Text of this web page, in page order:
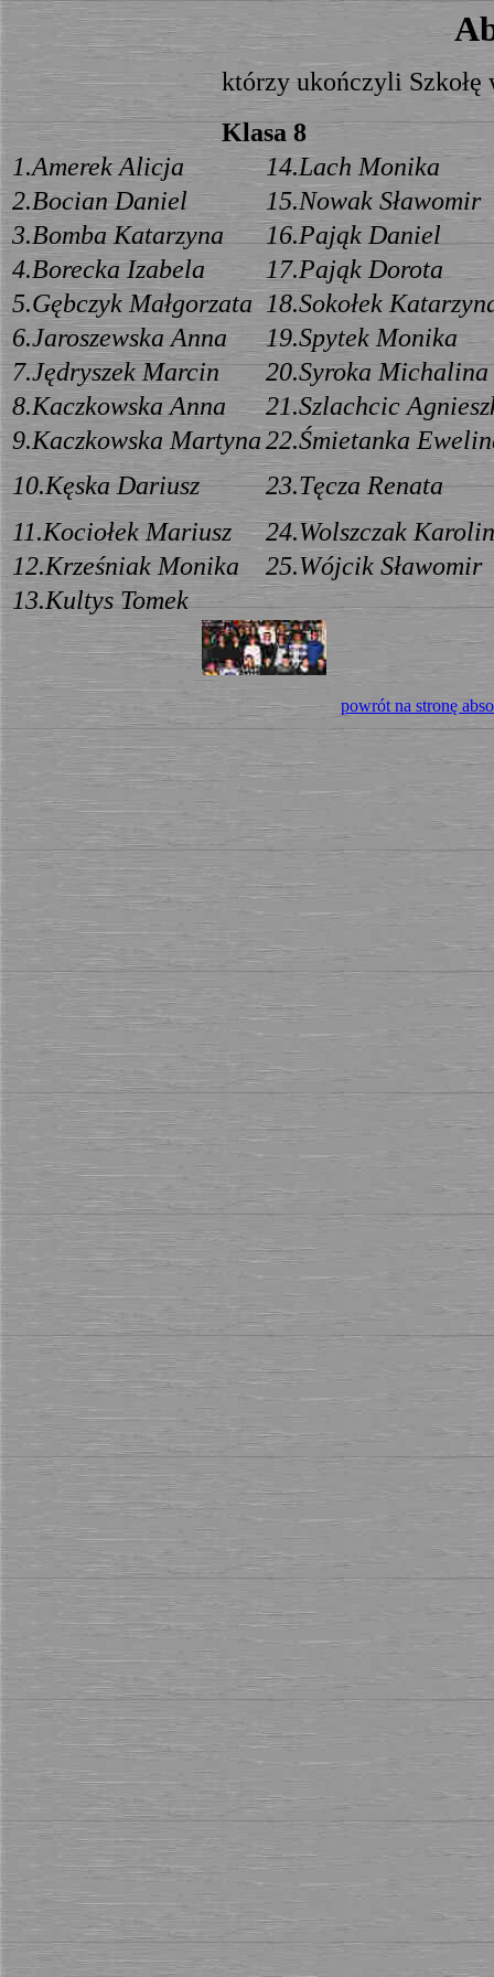
którzy ukończyli
Klasa 8
1.Amerek Alicja
14.Lach Monika
2.Bocian Daniel
15.Nowak Sławomir
3.Bomba Katarzyna
16.Pająk Daniel
4.Borecka Izabela
17.Pająk Dorota
5.Gębczyk Małgorzata
18.Sokołek
6.Jaroszewska Anna
19.Spytek Monika
7.Jędryszek Marcin
20.Syroka Michalina
8.Kaczkowska Anna
21.Szlachcic
9.Kaczkowska Martyna22.Śmietanka
10.Kęska Dariusz
23.Tęcza Renata
11.Kociołek Mariusz
24.Wolszczak
12.Krześniak Monika
25.Wójcik Sławomir
13.Kultys Tomek
powrót na stronę